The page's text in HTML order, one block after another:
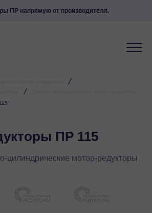
ПР напрямую от производителя.
/
/
ПР 115
цилиндрические мотор-редукторы